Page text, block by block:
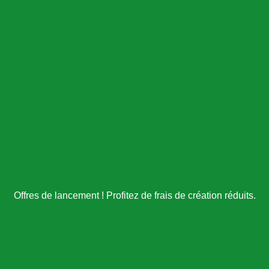
Offres de lancement ! Profitez de frais de création réduits.